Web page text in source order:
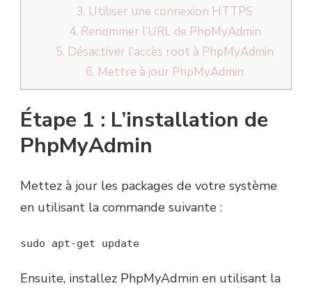
3. Utiliser une connexion HTTPS
4. Renommer l’URL de PhpMyAdmin
5. Désactiver l’accès root à PhpMyAdmin
6. Mettre à jour PhpMyAdmin
Étape 1 : L’installation de
PhpMyAdmin
Mettez à jour les packages de votre système
en utilisant la commande suivante :
sudo apt-get update
Ensuite, installez PhpMyAdmin en utilisant la